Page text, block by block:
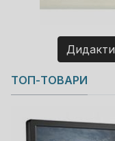
Copyright
JoomShopping
ТОП-ТОВАРИ